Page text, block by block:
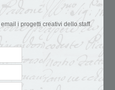
i progetti creativi dello staff